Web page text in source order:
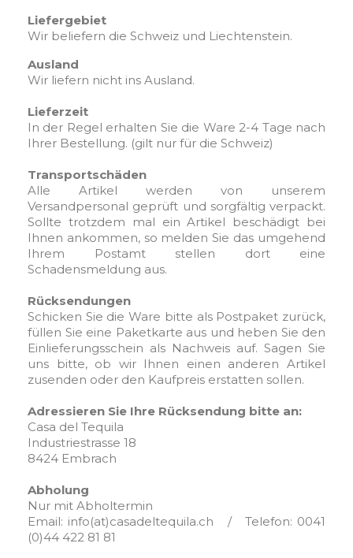
Liefergebiet
Wir beliefern die Schweiz und Liechtenstein.
Ausland
Wir liefern nicht ins Ausland.
Lieferzeit
In der Regel erhalten Sie die Ware 2-4 Tage nach
Ihrer Bestellung. (gilt nur für die Schweiz)
Transportschäden
Alle Artikel werden von unserem
Versandpersonal geprüft und sorgfältig verpackt.
Sollte trotzdem mal ein Artikel beschädigt bei
Ihnen ankommen, so melden Sie das umgehend
Ihrem Postamt stellen dort eine
Schadensmeldung aus.
Rücksendungen
Schicken Sie die Ware bitte als Postpaket zurück,
füllen Sie eine Paketkarte aus und heben Sie den
Einlieferungsschein als Nachweis auf. Sagen Sie
uns bitte, ob wir Ihnen einen anderen Artikel
zusenden oder den Kaufpreis erstatten sollen.
Adressieren Sie Ihre Rücksendung bitte an:
Casa del Tequila
Industriestrasse 18
8424 Embrach
Abholung
Nur mit Abholtermin
Email: info(at)casadeltequila.ch / Telefon: 0041
(0)44 422 81 81